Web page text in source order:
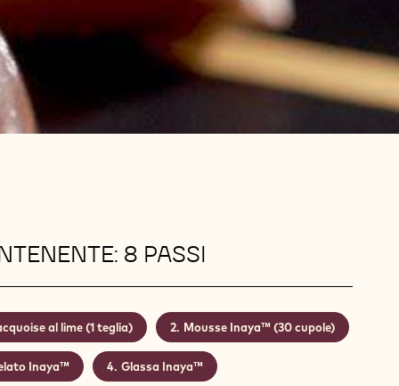
8 PASSI
al lime (1 teglia) Mousse Inaya™ (30 cupole)
Inaya™ Glassa Inaya™